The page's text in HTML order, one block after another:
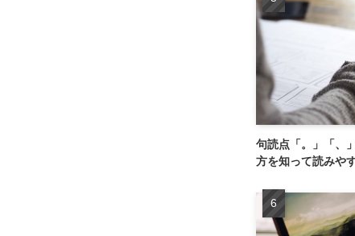
句読点「。」「、
方を知って読みや